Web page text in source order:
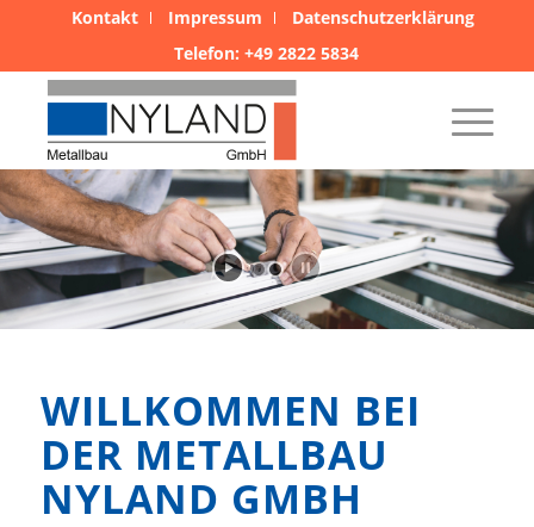
Kontakt Impressum
Datenschutzerklärung
Telefon: +49 2822 5834
Präzision und Qualität seit 1963.
Maßgeschneiderte Lösungen für Fenster, Türen und Fassaden.
Ihr Projekt, unsere Leidenschaft!
WILLKOMMEN BEI
DER METALLBAU
NYLAND GMBH